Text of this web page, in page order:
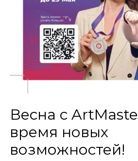
Весна с
время новых
возможностей!